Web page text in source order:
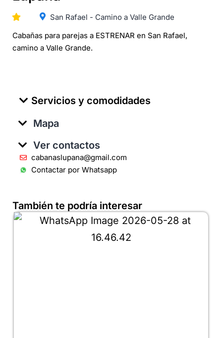
San Rafael - Camino a Valle Grande
Cabañas para parejas a ESTRENAR en San Rafael,
camino a Valle Grande.
Servicios y comodidades
Mapa
Ver contactos
cabanaslupana@gmail.com
Contactar por Whatsapp
También te podría interesar